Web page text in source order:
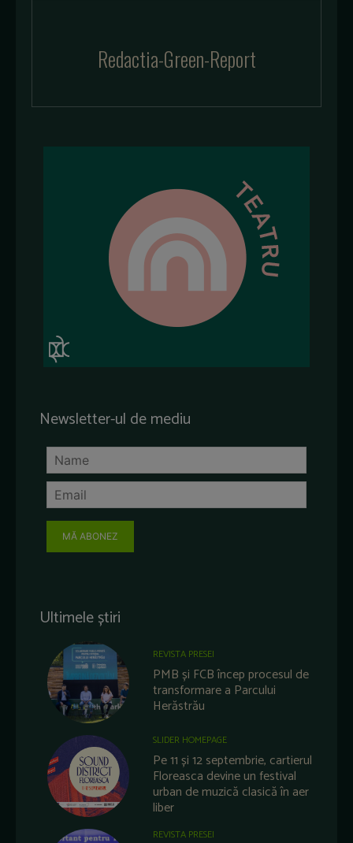
Redactia-Green-Report
Newsletter-ul de mediu
MĂ ABONEZ
Ultimele știri
REVISTA PRESEI
PMB și FCB încep procesul de
transformare a Parcului
Herăstrău
SLIDER HOMEPAGE
Pe 11 și 12 septembrie, cartierul
Floreasca devine un festival
urban de muzică clasică în aer
liber
REVISTA PRESEI